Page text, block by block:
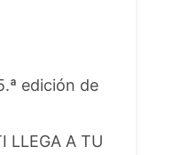
edición de
LLEGA A TU